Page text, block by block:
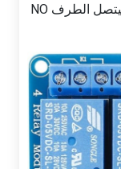
لمسة، فستوصله بالطرف المشترك ووسيتصل الطرف NO